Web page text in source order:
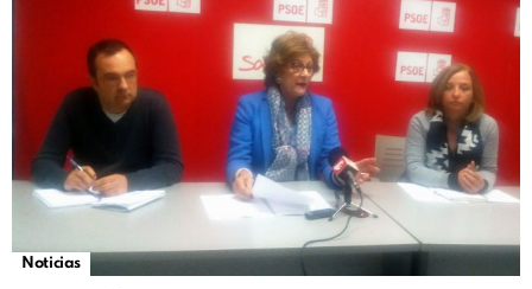
Noticias